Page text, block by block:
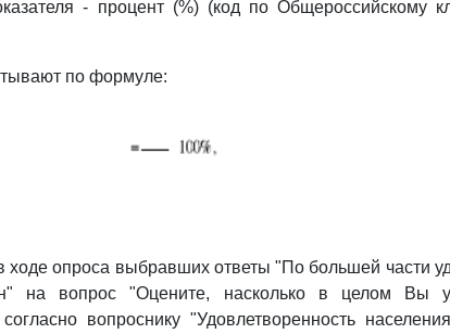
- процент (%) (код по Общероссийскому
по формуле:
ходе опроса выбравших ответы "По большей части
на вопрос "Оцените, насколько в целом Вы
вопроснику "Удовлетворенность